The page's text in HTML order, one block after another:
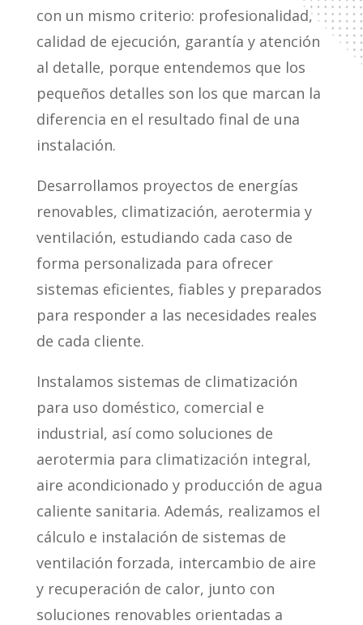
con un mismo criterio: profesionalidad,
calidad de ejecución, garantía y atención
al detalle, porque entendemos que los
pequeños detalles son los que marcan la
diferencia en el resultado final de una
instalación.
Desarrollamos proyectos de energías
renovables, climatización, aerotermia y
ventilación, estudiando cada caso de
forma personalizada para ofrecer
sistemas eficientes, fiables y preparados
para responder a las necesidades reales
de cada cliente.
Instalamos sistemas de climatización
para uso doméstico, comercial e
industrial, así como soluciones de
aerotermia para climatización integral,
aire acondicionado y producción de agua
caliente sanitaria. Además, realizamos el
cálculo e instalación de sistemas de
ventilación forzada, intercambio de aire
y recuperación de calor, junto con
soluciones renovables orientadas a